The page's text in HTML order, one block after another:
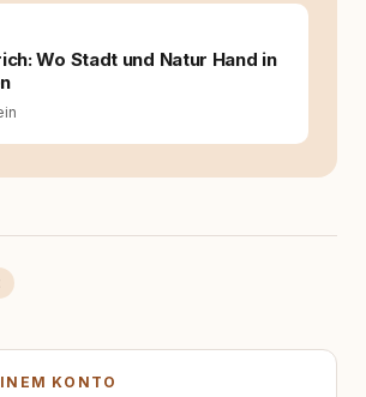
Wo Stadt und Natur Hand in
KONTO